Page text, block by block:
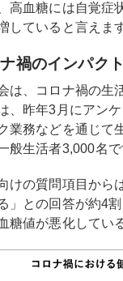
高血糖には自覚症
していると言えま
禍のインパク
は、コロナ禍の生
、昨年3月にアン
業務などを通じて
般生活者3,000名で
けの質問項目から
」との回答が約4
糖値が悪化してい